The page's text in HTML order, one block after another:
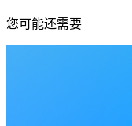
您可能还需要